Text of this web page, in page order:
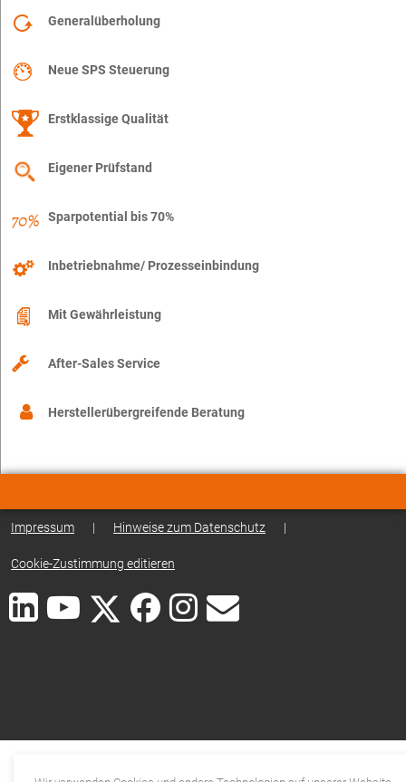
Generalüberholung
Neue SPS Steuerung
Erstklassige Qualität
Eigener Prüfstand
Sparpotential bis 70%
Inbetriebnahme/ Prozesseinbindung
Mit Gewährleistung
After-Sales Service
Herstellerübergreifende Beratung
Impressum | Hinweise zum Datenschutz |
Cookie-Zustimmung editieren